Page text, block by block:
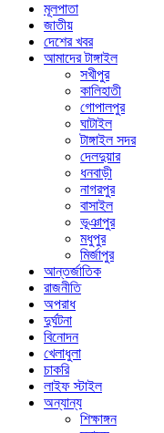
মূলপাতা
জাতীয়
দেশের খবর
আমাদের টাঙ্গাইল
সখীপুর
কালিহাতী
গোপালপুর
ঘাটাইল
টাঙ্গাইল সদর
দেলদুয়ার
ধনবাড়ী
নাগরপুর
বাসাইল
ভূঞাপুর
মধুপুর
মির্জাপুর
আন্তর্জাতিক
রাজনীতি
অপরাধ
দুর্ঘটনা
বিনোদন
খেলাধুলা
চাকরি
লাইফ স্টাইল
অন্যান্য
শিক্ষাঙ্গন